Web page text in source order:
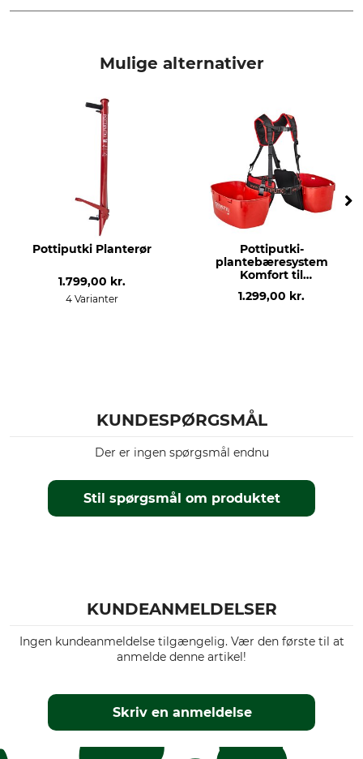
Mulige alternativer
Pottiputki Planterør
1.799,00 kr.
4 Varianter
Pottiputki-
plantebæresystem
Komfort til
containerplanter
1.299,00 kr.
KUNDESPØRGSMÅL
Stil spørgsmål om produktet
Der er ingen spørgsmål endnu
KUNDEANMELDELSER
Ingen kundeanmeldelse tilgængelig. Vær den første til at
anmelde denne artikel!
Skriv en anmeldelse